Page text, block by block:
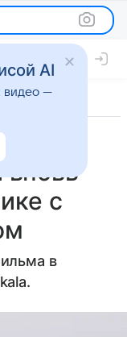
с
в
AI
видео —